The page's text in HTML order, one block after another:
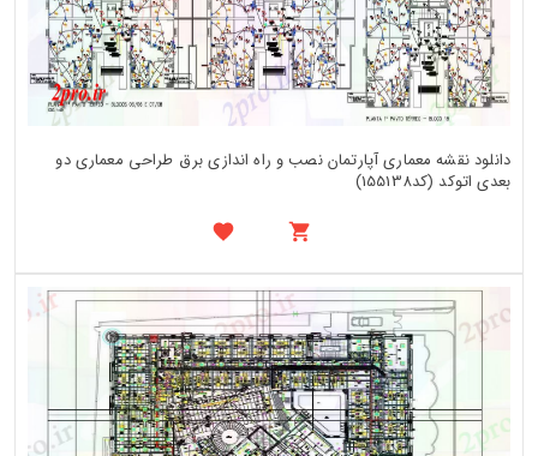
دانلود نقشه معماری آپارتمان نصب و راه اندازی برق طراحی معماری دو
بعدی اتوکد (کد155138)